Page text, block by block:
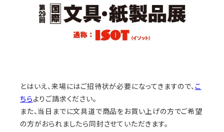
とはいえ、来場にはご招待状が必要になってきますので、 こ
ちらよりご請求ください。
また、当日までに文具道で商品をお買い上げの方でご希望
の方がおられましたら同封させていただきます。